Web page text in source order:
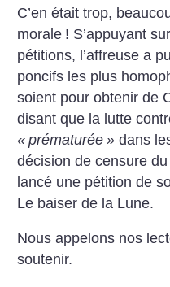
C’en était trop,
morale ! S’appuyant
pétitions, l’affreuse a
poncifs les plus
soient pour obtenir de
disant que la lutte
« prématurée » dans
décision de censure
lancé une pétition de
Le baiser de la Lune.
Nous appelons nos
soutenir.